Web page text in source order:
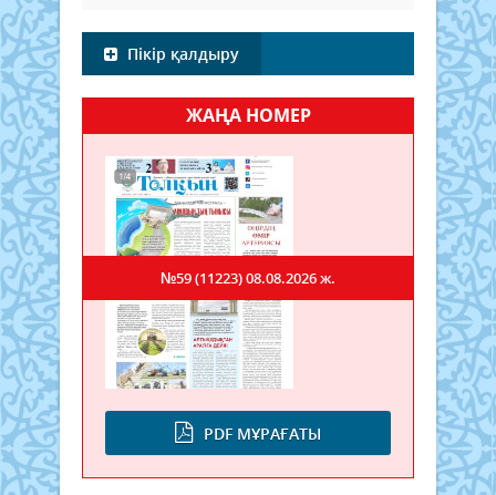
Пікір қалдыру
ЖАҢА НОМЕР
PDF МҰРАҒАТЫ
№59 (11223)08.08.2026 ж.